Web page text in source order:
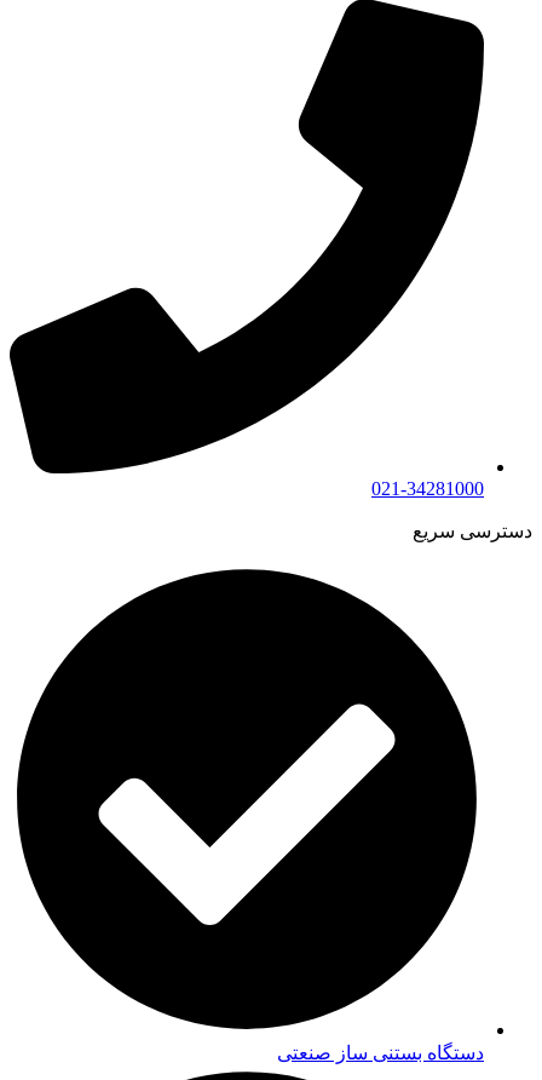
021-34281000
دسترسی سریع
دستگاه بستنی ساز صنعتی